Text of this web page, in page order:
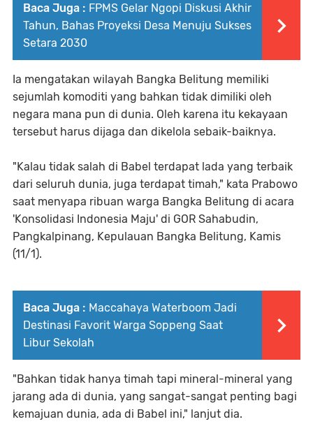
Baca Juga : FPMS Gelar Ngopi Diskusi Akhir
Tahun, Bahas Proyeksi Desa Menuju Sukses
Setara 2030
Ia mengatakan wilayah Bangka Belitung memiliki
sejumlah komoditi yang bahkan tidak dimiliki oleh
negara mana pun di dunia. Oleh karena itu kekayaan
tersebut harus dijaga dan dikelola sebaik-baiknya.
"Kalau tidak salah di Babel terdapat lada yang terbaik
dari seluruh dunia, juga terdapat timah," kata Prabowo
saat menyapa ribuan warga Bangka Belitung di acara
'Konsolidasi Indonesia Maju' di GOR Sahabudin,
Pangkalpinang, Kepulauan Bangka Belitung, Kamis
(11/1).
Baca Juga : Maccahaya Waterboom Jadi
Destinasi Favorit Warga Soppeng Saat
Libur Sekolah
"Bahkan tidak hanya timah tapi mineral-mineral yang
jarang ada di dunia, yang sangat-sangat penting bagi
kemajuan dunia, ada di Babel ini," lanjut dia.